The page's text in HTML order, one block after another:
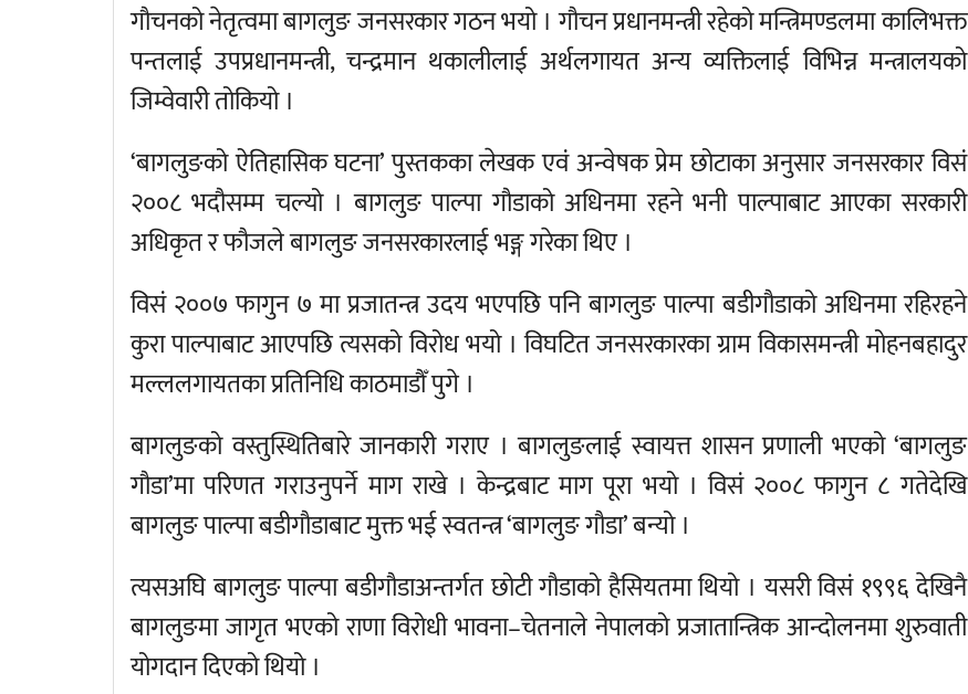
गौचनको नेतृत्वमा बागलुङ जनसरकार गठन भयो । गौचन प्रधानमन्त्री रहेको मन्त्रिमण्डलमा कालिभक्त
पन्तलाई उपप्रधानमन्त्री, चन्द्रमान थकालीलाई अर्थलगायत अन्य व्यक्तिलाई विभिन्न मन्त्रालयको
जिम्वेवारी तोकियो ।
‘बागलुङको ऐतिहासिक घटना’ पुस्तकका लेखक एवं अन्वेषक प्रेम छोटाका अनुसार जनसरकार विसं
२००८ भदौसम्म चल्यो । बागलुङ पाल्पा गौडाको अधिनमा रहने भनी पाल्पाबाट आएका सरकारी
अधिकृत र फौजले बागलुङ जनसरकारलाई भङ्ग गरेका थिए ।
विसं २००७ फागुन ७ मा प्रजातन्त्र उदय भएपछि पनि बागलुङ पाल्पा बडीगौडाको अधिनमा रहिरहने
कुरा पाल्पाबाट आएपछि त्यसको विरोध भयो । विघटित जनसरकारका ग्राम विकासमन्त्री मोहनबहादुर
मल्ललगायतका प्रतिनिधि काठमाडौँ पुगे ।
बागलुङको वस्तुस्थितिबारे जानकारी गराए । बागलुङलाई स्वायत्त शासन प्रणाली भएको ‘बागलुङ
गौडा’मा परिणत गराउनुपर्ने माग राखे । केन्द्रबाट माग पूरा भयो । विसं २००८ फागुन ८ गतेदेखि
बागलुङ पाल्पा बडीगौडाबाट मुक्त भई स्वतन्त्र ‘बागलुङ गौडा’ बन्यो ।
त्यसअघि बागलुङ पाल्पा बडीगौडाअन्तर्गत छोटी गौडाको हैसियतमा थियो । यसरी विसं १९९६ देखिनै
बागलुङमा जागृत भएको राणा विरोधी भावना–चेतनाले नेपालको प्रजातान्त्रिक आन्दोलनमा शुरुवाती
योगदान दिएको थियो ।